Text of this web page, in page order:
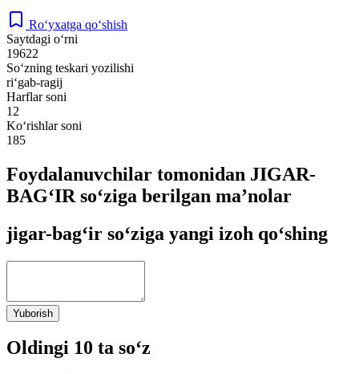
Ro‘yxatga qo‘shish
Saytdagi o‘rni
19622
So‘zning teskari yozilishi
ri‘gab-ragij
Harflar soni
12
Ko‘rishlar soni
185
Foydalanuvchilar tomonidan JIGAR-
BAG‘IR so‘ziga berilgan ma’nolar
jigar-bag‘ir so‘ziga yangi izoh qo‘shing
Yuborish
Oldingi 10 ta so‘z